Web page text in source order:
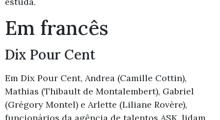
Em francês
Dix Pour Cent
Em Dix Pour Cent, Andrea (Camille Cottin),
Mathias (Thibault de Montalembert), Gabriel
(Grégory Montel) e Arlette (Liliane Rovère),
funcionários da agência de talentos ASK, lidam